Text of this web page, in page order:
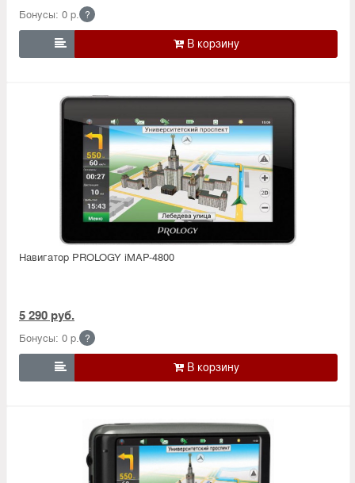
Бонусы: 0 р. ?

Навигатор PROLOGY iMAP-4800
5 290 руб.
Бонусы: 0 р. ?
